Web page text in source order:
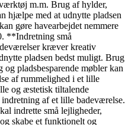
m.m. Brug af hylder,
hjælpe med at udnytte pladsen
gøre havearbejdet nemmere
**Indretning små
kræver kreativ
pladsen bedst muligt. Brug
pladsbesparende møbler kan
af rummelighed i et lille
og æstetisk tiltalende
af et lille badeværelse.
indrette små lejligheder,
skabe et funktionelt og